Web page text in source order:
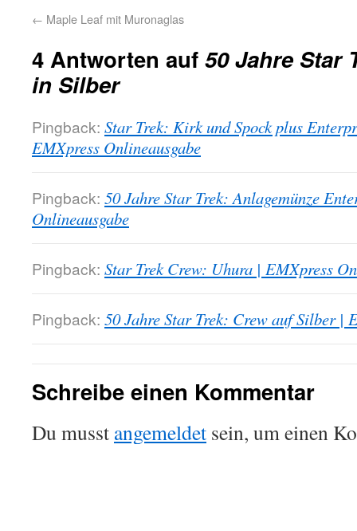
← Maple Leaf mit Muronaglas
4 Antworten auf 50 Jahre Star
in Silber
Pingback: Star Trek: Kirk und Spock plus
EMXpress Onlineausgabe
Pingback: 50 Jahre Star Trek: Anlagemünze
Onlineausgabe
Pingback: Star Trek Crew: Uhura | EMXpress
Pingback: 50 Jahre Star Trek: Crew auf Silber |
Schreibe einen Kommentar
Du musst angemeldet sein, um einen